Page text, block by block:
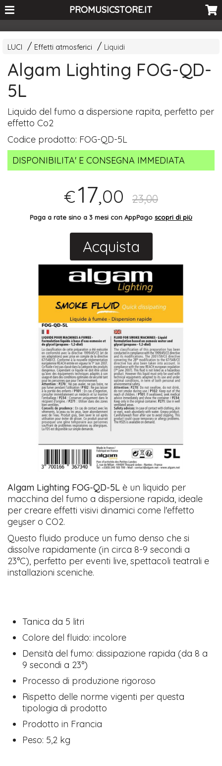
<-- Curio's GSC -->PROMUSICSTORE.IT
LUCI Effetti atmosferici Liquidi
Algam Lighting FOG-QD-
5L
Liquido del fumo a dispersione rapita, perfetto per
effetto Co2
Codice prodotto: FOG-QD-5L
DISPONIBILITA' E CONSEGNA IMMEDIATA
€17,00 23,00
Paga a rate sino a 3 mesi con AppPago scopri di più
Acquista
​Algam Lighting FOG-QD-5L è un liquido per
macchina del fumo a dispersione rapida, ideale
per creare effetti visivi dinamici come l'effetto
geyser o CO2.
Questo fluido produce un fumo denso che si
dissolve rapidamente (in circa 8-9 secondi a
23°C), perfetto per eventi live, spettacoli teatrali e
installazioni sceniche.
Tanica da 5 litri
Colore del fluido: incolore
Densità del fumo: dissipazione rapida (da 8 a
9 secondi a 23°)
Processo di produzione rigoroso
Rispetto delle norme vigenti per questa
tipologia di prodotto
Prodotto in Francia
Peso: 5,2 kg